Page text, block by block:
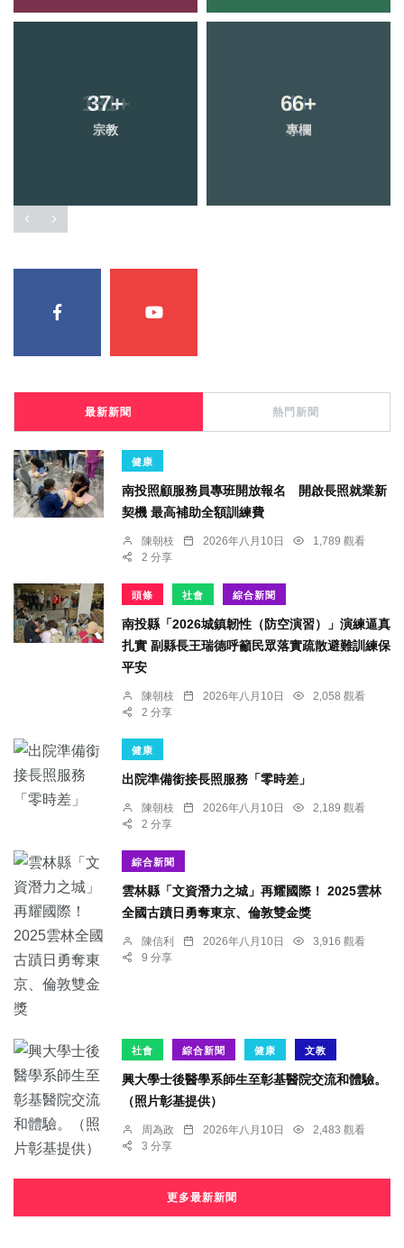
37+
宗教
66+
專欄
最新新聞 熱門新聞
健康
南投照顧服務員專班開放報名 開啟長照就業新
契機 最高補助全額訓練費
陳朝枝 2026年八月10日
1,789 觀看
2 分享
頭條 社會 綜合新聞
南投縣「2026城鎮韌性（防空演習）」演練逼真
扎實 副縣長王瑞德呼籲民眾落實疏散避難訓練保
平安
陳朝枝 2026年八月10日
2,058 觀看
2 分享
健康
出院準備銜接長照服務「零時差」
陳朝枝 2026年八月10日
2,189 觀看
2 分享
綜合新聞
雲林縣「文資潛力之城」再耀國際！ 2025雲林
全國古蹟日勇奪東京、倫敦雙金獎
陳信利 2026年八月10日
3,916 觀看
9 分享
社會 綜合新聞 健康 文教
興大學士後醫學系師生至彰基醫院交流和體驗。
（照片彰基提供）
周為政 2026年八月10日
2,483 觀看
3 分享
更多最新新聞